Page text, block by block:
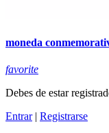
moneda
favorite
Debes de estar
Entrar| Registrarse